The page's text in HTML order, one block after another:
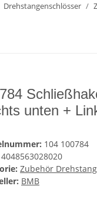
Drehstangenschlösser
unten +
104 100784
4048563028020
Zubehör
BMB